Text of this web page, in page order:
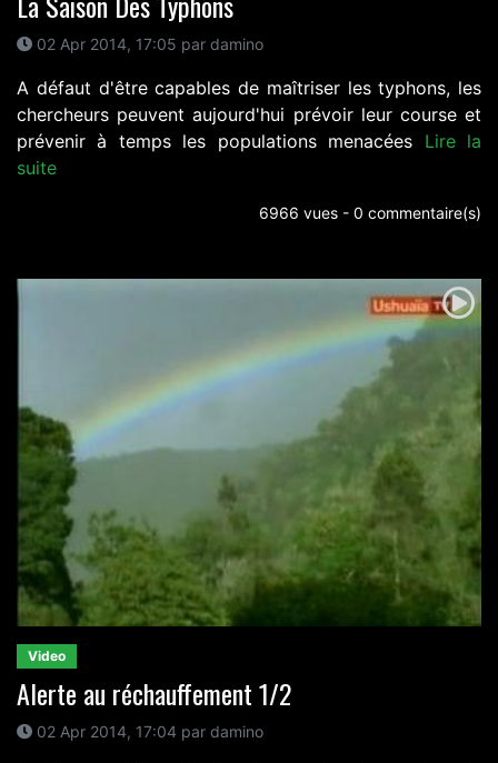
02 Apr 2014, 17:05 par damino
A défaut d'être capables de maîtriser les typhons, les
chercheurs peuvent aujourd'hui prévoir leur course et
prévenir à temps les populations menacées Lire la
suite
6966 vues - 0 commentaire(s)
Video
Alerte au réchauffement 1/2
02 Apr 2014, 17:04 par damino